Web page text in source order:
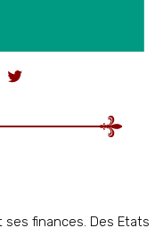
ses finances. Des Etats